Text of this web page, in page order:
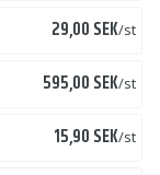
Pris
29,00 SEK/st
Pris
595,00 SEK/st
Pris
15,90 SEK/st